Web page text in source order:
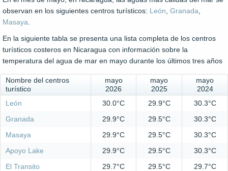
observan en los siguientes centros turísticos: León Granada
Masaya
En la siguiente tabla se presenta una lista completa de los centros
turísticos costeros en Nicaragua con información sobre la
temperatura del agua de mar en mayo durante los últimos tres años
Nombre del centros
turístico
mayo
2026
mayo
2025
mayo
2024
León
30.0°C 29.9°C
30.3°C
Granada
29.9°C 29.5°C
30.3°C
Masaya
29.9°C 29.5°C
30.3°C
Apoyo Lake
29.9°C 29.5°C
30.3°C
El Transito
29.7°C 29.5°C
29.7°C